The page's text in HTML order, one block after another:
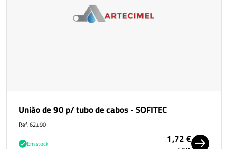
União de 90 p/ tubo de cabos - SOFITEC
Ref. 62,u90
Em stock 1,72 €